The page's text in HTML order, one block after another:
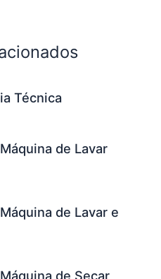
Técnica
de Lavar
de Lavar e
de Secar